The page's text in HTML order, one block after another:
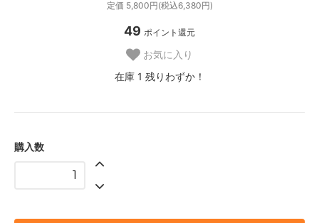
定価 5,800円(税込6,380円)
49 ポイント還元
お気に入り
在庫 1 残りわずか！
購入数